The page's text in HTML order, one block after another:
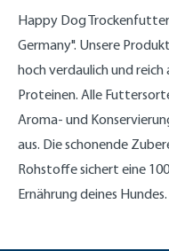
Happy Dog
Germany". Unsere
hoch verdaulich und
Proteinen. Alle
Aroma- und
aus. Die schonende
Rohstoffe sichert eine
Ernährung deines Hundes.